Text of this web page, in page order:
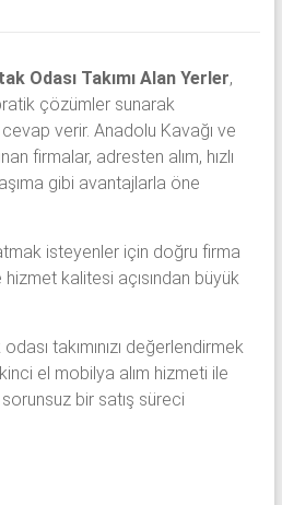
Odası Takımı Alan Yerler,
çözümler sunarak
cevap verir. Anadolu Kavağı ve
firmalar, adresten alım, hızlı
gibi avantajlarla öne
isteyenler için doğru firma
kalitesi açısından büyük
takımınızı değerlendirmek
el mobilya alım hizmeti ile
bir satış süreci